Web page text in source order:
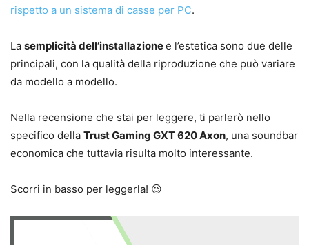
rispetto a un sistema di casse per PC.
La semplicità dell’installazionee l’estetica sono due delle
principali, con la qualità della riproduzione che può variare
da modello a modello.
Nella recensione che stai per leggere, ti parlerò nello
specifico della Trust Gaming GXT 620 Axon, una soundbar
economica che tuttavia risulta molto interessante.
Scorri in basso per leggerla! 😉